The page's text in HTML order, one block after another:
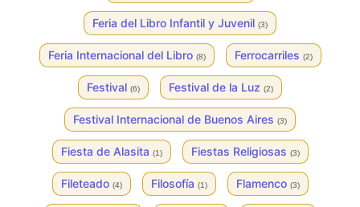
Feria del Libro Infantil y Juvenil (3)
Feria Internacional del Libro (8) Ferrocarriles (2)
Festival (6) Festival de la Luz (2)
Festival Internacional de Buenos Aires (3)
Fiesta de Alasita (1) Fiestas Religiosas (3)
Fileteado (4) Filosofía (1) Flamenco (3)